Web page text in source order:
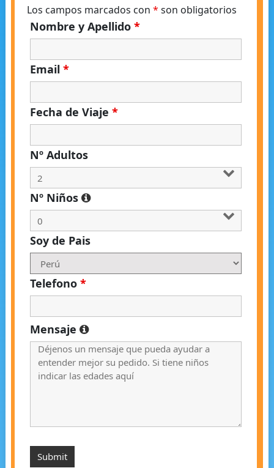
Los campos marcados con * son obligatorios
Nombre y Apellido *
Email *
Fecha de Viaje *
Nº Adultos
Nº Niños
Soy de Pais
Telefono *
Mensaje